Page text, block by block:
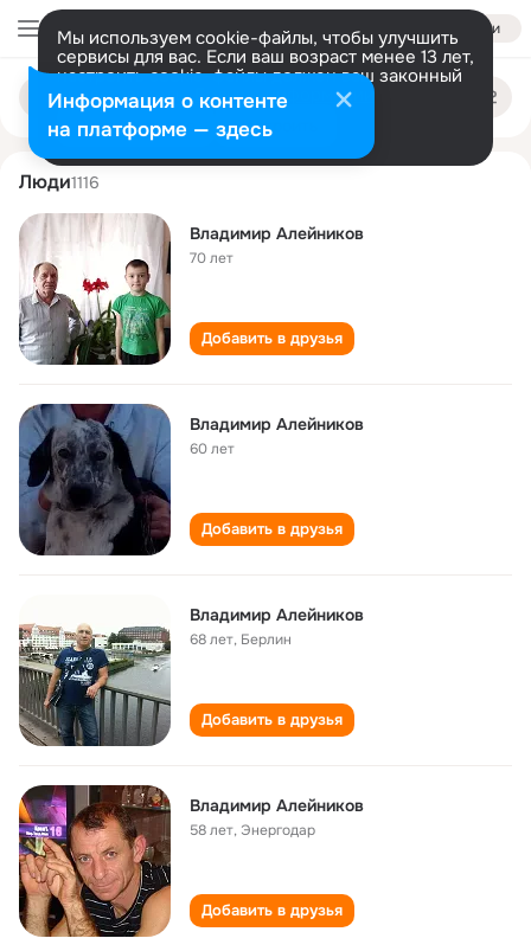
Войти
Мы используем cookie-файлы, чтобы улучшить
сервисы для вас. Если ваш возраст менее 13 лет,
настроить cookie-файлы должен ваш законный
представитель. Больше информации
Разрешить все Настроить
Поиск
людям
vladimir aleynikov
Люди1116
Владимир Алейников
70 лет
Добавить в друзья
Владимир Алейников
60 лет
Добавить в друзья
Владимир Алейников
68 лет, Берлин
Добавить в друзья
Владимир Алейников
58 лет, Энергодар
Добавить в друзья
Информация о контенте
на платформе — здесь